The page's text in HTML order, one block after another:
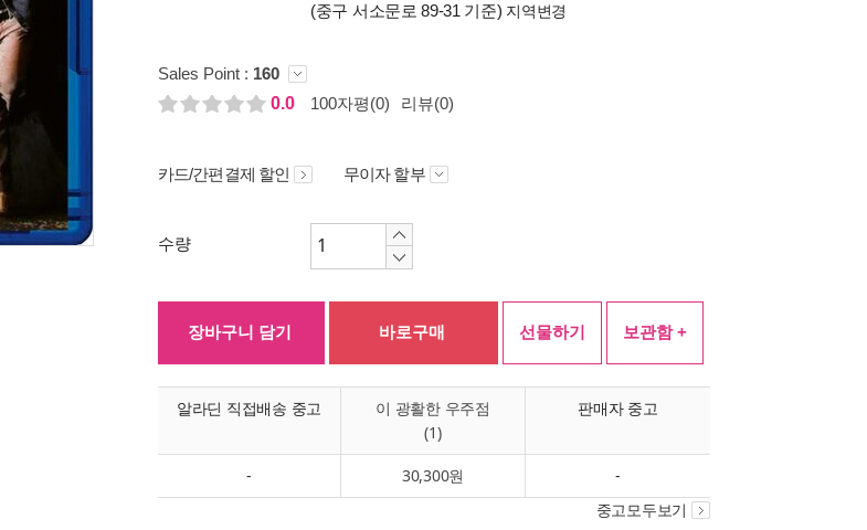
(중구 서소문로 89-31 기준) 지역변경
Sales Point : 160
0.0
100자평(0) 리뷰(0)
카드/간편결제 할인 무이자 할부
수량
장바구니 담기 바로구매 선물하기 보관함 +
알라딘 직접배송 중고
이 광활한 우주점
(1)
판매자 중고
- 30,300원 -
중고모두보기